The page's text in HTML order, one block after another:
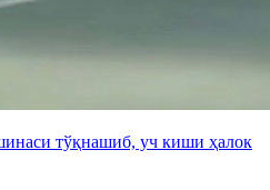
тўқнашиб, уч киши ҳалок